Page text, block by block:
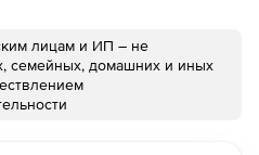
лицам и ИП – не
семейных, домашних и иных